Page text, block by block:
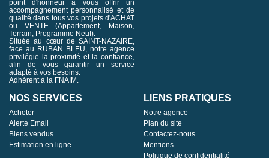
point d'honneur à vous offrir un
accompagnement personnalisé et de
qualité dans tous vos projets d'ACHAT
ou VENTE (Appartement, Maison,
Terrain, Programme Neuf).
Située au cœur de SAINT-NAZAIRE,
face au RUBAN BLEU, notre agence
privilégie la proximité et la confiance,
afin de vous garantir un service
adapté à vos besoins.
Adhérent à la FNAIM.
NOS SERVICES
Acheter
Alerte Email
Biens vendus
Estimation en ligne
LIENS PRATIQUES
Notre agence
Plan du site
Contactez-nous
Mentions
Politique de confidentialité